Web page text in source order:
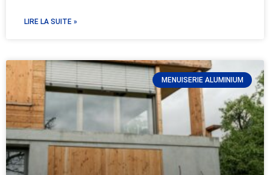
LIRE LA SUITE »
MENUISERIE ALUMINIUM